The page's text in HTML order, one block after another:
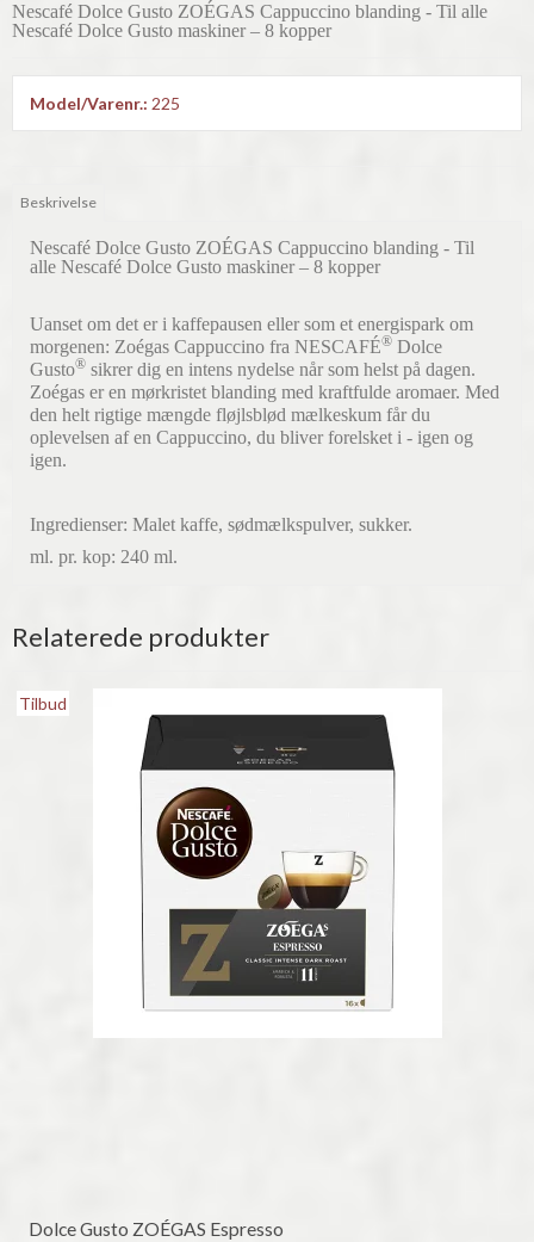
Nescafé Dolce Gusto ZOÉGAS Cappuccino blanding - Til alle
Nescafé Dolce Gusto maskiner – 8 kopper
Model/Varenr.: 225
Beskrivelse
Nescafé Dolce Gusto ZOÉGAS Cappuccino blanding - Til
alle Nescafé Dolce Gusto maskiner – 8 kopper
Uanset om det er i kaffepausen eller som et energispark om
morgenen: Zoégas Cappuccino fra NESCAFÉ® Dolce
Gusto® sikrer dig en intens nydelse når som helst på dagen.
Zoégas er en mørkristet blanding med kraftfulde aromaer. Med
den helt rigtige mængde fløjlsblød mælkeskum får du
oplevelsen af en Cappuccino, du bliver forelsket i - igen og
igen.
Ingredienser: Malet kaffe, sødmælkspulver, sukker.
ml. pr. kop: 240 ml.
Relaterede produkter
Tilbud
Dolce Gusto ZOÉGAS Espresso